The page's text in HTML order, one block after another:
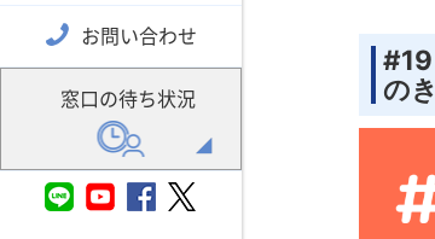
お問い合わせ
窓口の待ち状況
#19
の